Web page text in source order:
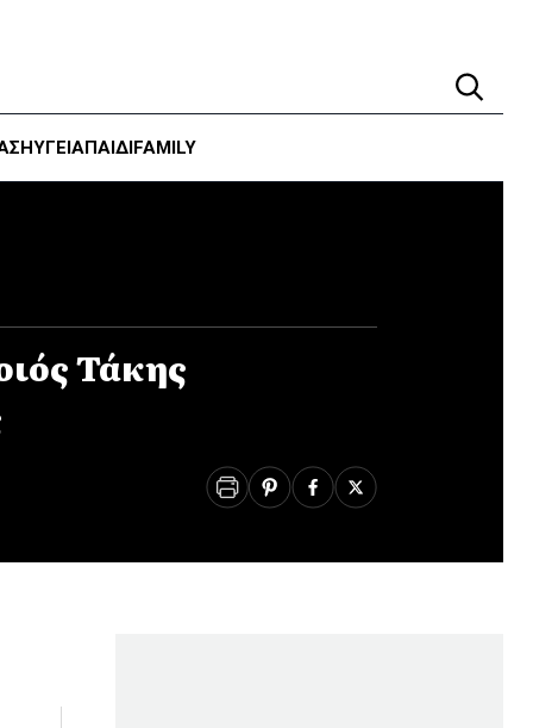
ΥΓΕΊΑΠΑΙΔΙFAMILY
Τάκης